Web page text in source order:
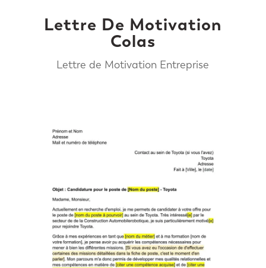
Lettre De Motivation
Colas
Lettre de Motivation Entreprise